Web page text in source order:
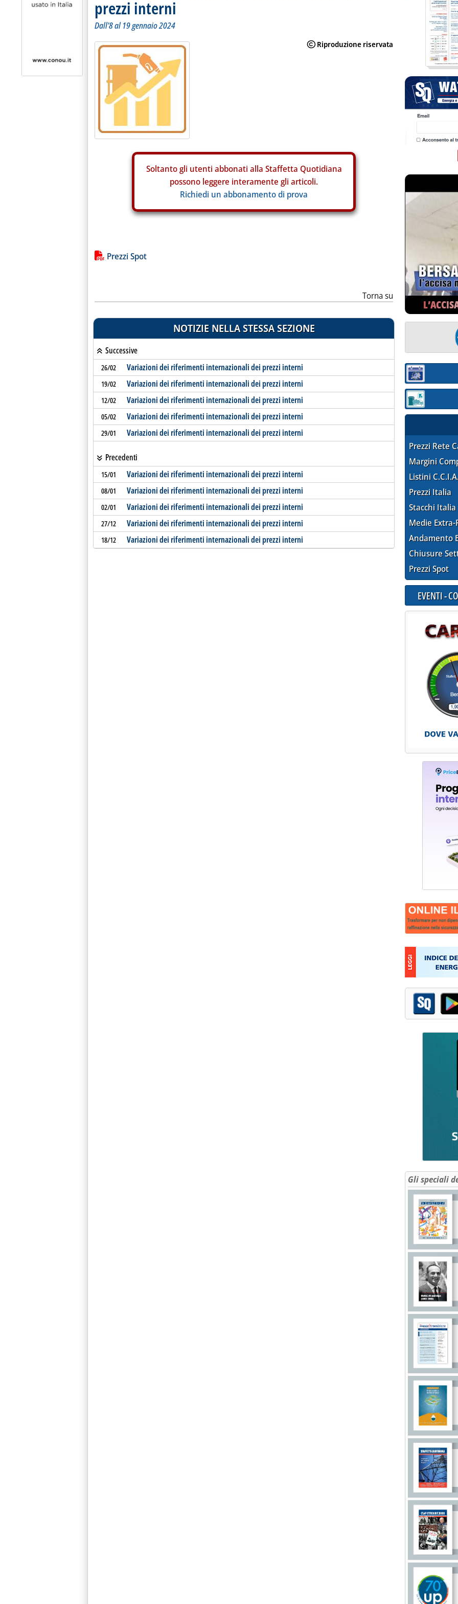
prezzi interni
Dall'8 al 19 gennaio 2024
Soltanto gli utenti abbonati alla Staffetta Quotidiana
possono leggere interamente gli articoli.
Richiedi un abbonamento di prova
Lista allegati PDF alla notizia
Prezzi Spot
Torna su
NOTIZIE NELLA STESSA SEZIONE
Successive
26/02 Variazioni dei riferimenti internazionali dei prezzi interni
19/02 Variazioni dei riferimenti internazionali dei prezzi interni
12/02 Variazioni dei riferimenti internazionali dei prezzi interni
05/02 Variazioni dei riferimenti internazionali dei prezzi interni
29/01 Variazioni dei riferimenti internazionali dei prezzi interni
Precedenti
15/01 Variazioni dei riferimenti internazionali dei prezzi interni
08/01 Variazioni dei riferimenti internazionali dei prezzi interni
02/01 Variazioni dei riferimenti internazionali dei prezzi interni
27/12 Variazioni dei riferimenti internazionali dei prezzi interni
18/12 Variazioni dei riferimenti internazionali dei prezzi interni
Sezione:
Sezione:
Prezzi Rete
Margini
Listini
Prezzi Italia
Stacchi Italia
Medie Extra-
Andamento
Chiusure
Prezzi Spot
EVENTI -
Gli speciali